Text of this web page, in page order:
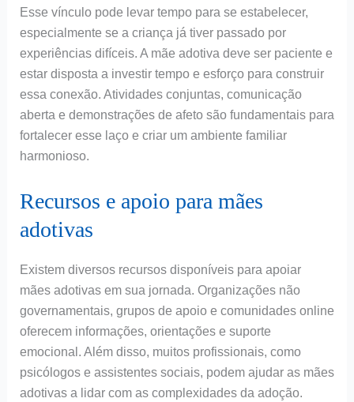
Esse vínculo pode levar tempo para se estabelecer,
especialmente se a criança já tiver passado por
experiências difíceis. A mãe adotiva deve ser paciente e
estar disposta a investir tempo e esforço para construir
essa conexão. Atividades conjuntas, comunicação
aberta e demonstrações de afeto são fundamentais para
fortalecer esse laço e criar um ambiente familiar
harmonioso.
Recursos e apoio para mães
adotivas
Existem diversos recursos disponíveis para apoiar
mães adotivas em sua jornada. Organizações não
governamentais, grupos de apoio e comunidades online
oferecem informações, orientações e suporte
emocional. Além disso, muitos profissionais, como
psicólogos e assistentes sociais, podem ajudar as mães
adotivas a lidar com as complexidades da adoção.